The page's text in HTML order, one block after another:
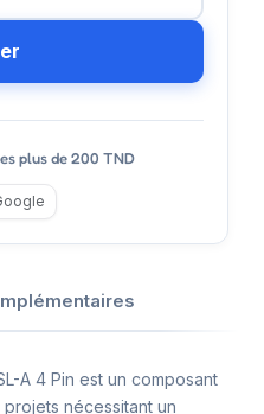
plus de 200 TND
A 4 Pin est un composant
nécessitant un